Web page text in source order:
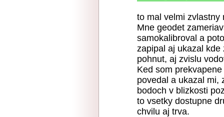
to mal velmi zvlastny
Mne geodet
samokalibroval a
zapipal aj ukazal
pohnut, aj zvislu
Ked som
povedal a ukazal mi,
bodoch v blizkosti
to vsetky dostupne
chvilu aj trva.